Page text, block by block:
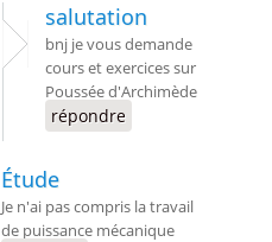
salutation
bnj je vous demande
cours et exercices sur
Poussée d'Archimède
répondre
Étude
Je n'ai pas compris la travail
de puissance mécanique